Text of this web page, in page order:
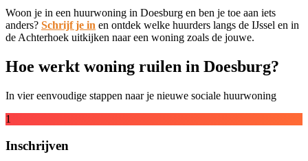
Woon je in een huurwoning in Doesburg en ben je toe aan iets
anders? Schrijf je in en ontdek welke huurders langs de IJssel en in
de Achterhoek uitkijken naar een woning zoals de jouwe.
Hoe werkt woning ruilen in Doesburg?
In vier eenvoudige stappen naar je nieuwe sociale huurwoning
1
Inschrijven